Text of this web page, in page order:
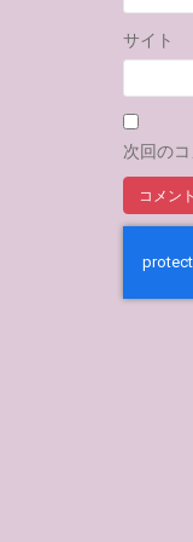
サイト
次回の